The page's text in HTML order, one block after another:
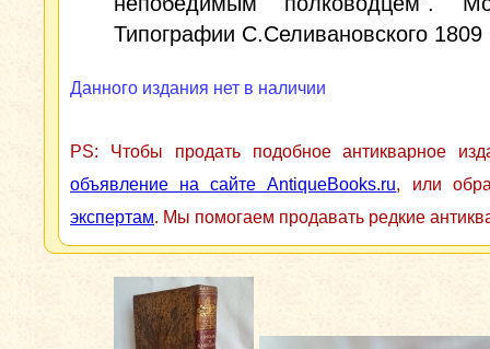
Типографии С.Селивановского 1809
Данного издания нет в наличии
PS: Чтобы продать подобное антикварное
объявление на сайте AntiqueBooks.ru, или
экспертам. Мы помогаем продавать редкие